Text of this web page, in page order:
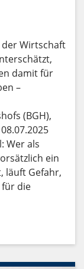
der Wirtschaft
damit für
–
(BGH),
Wer als
ein
läuft Gefahr,
die